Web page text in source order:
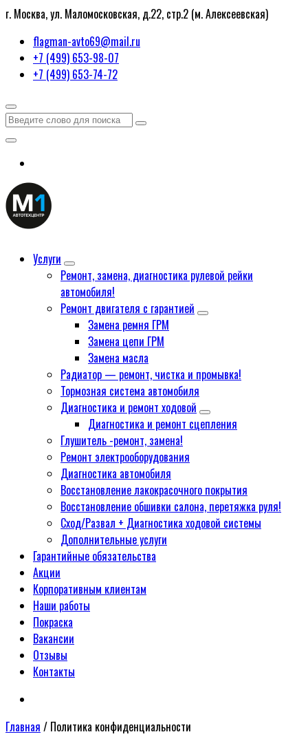
г. Москва, ул. Маломосковская, д.22, стр.2 (м. Алексеевская)
flagman-avto69@mail.ru
+7 (499) 653-98-07
+7 (499) 653-74-72
Услуги
Ремонт, замена, диагностика рулевой рейки
автомобиля!
Ремонт двигателя с гарантией
Замена ремня ГРМ
Замена цепи ГРМ
Замена масла
Радиатор — ремонт, чистка и промывка!
Тормозная система автомобиля
Диагностика и ремонт ходовой
Диагностика и ремонт сцепления
Глушитель -ремонт, замена!
Ремонт электрооборудования
Диагностика автомобиля
Восстановление лакокрасочного покрытия
Восстановление обшивки салона, перетяжка руля!
Сход/Развал + Диагностика ходовой системы
Дополнительные услуги
Гарантийные обязательства
Акции
Корпоративным клиентам
Наши работы
Покраска
Вакансии
Отзывы
Контакты
Главная / Политика конфиденциальности